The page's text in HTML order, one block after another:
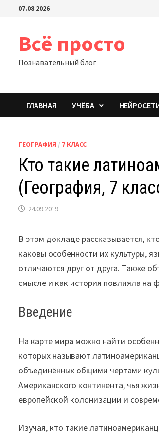
Перейти07.08.2026
Всё просто
Познавательный блог
ГЛАВНАЯ УЧЁБА
ГЕОГРАФИЯ / 7 КЛАСС
Кто такие
(География, 7
24.09.2019
В этом докладе рассказывается,
каковы особенности их культуры,
отличаются друг от друга. Также
смысле и как история повлияла
Введение
На карте мира можно найти
которых называют
объединённых общими чертами
Американского континента, чья
европейской колонизации и
Изучая, кто такие